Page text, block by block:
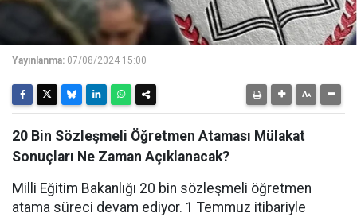
Yayınlanma: 07/08/2024 15:00
20 Bin Sözleşmeli Öğretmen Ataması Mülakat
Sonuçları Ne Zaman Açıklanacak?
Milli Eğitim Bakanlığı 20 bin sözleşmeli öğretmen
atama süreci devam ediyor. 1 Temmuz itibariyle